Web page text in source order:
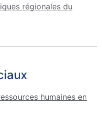
régionales du
humaines en